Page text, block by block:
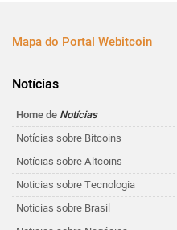
Mapa do Portal Webitcoin
Notícias
Home de Notícias
Notícias sobre Bitcoins
Notícias sobre Altcoins
Noticias sobre Tecnologia
Noticias sobre Brasil